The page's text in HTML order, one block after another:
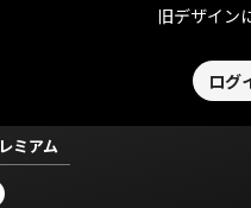
旧デザイン
ログ
ミアム